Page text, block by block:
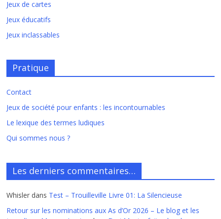
Jeux de cartes
Jeux éducatifs
Jeux inclassables
Pratique
Contact
Jeux de société pour enfants : les incontournables
Le lexique des termes ludiques
Qui sommes nous ?
Les derniers commentaires…
Whisler dans Test – Trouilleville Livre 01: La Silencieuse
Retour sur les nominations aux As d’Or 2026 – Le blog et les